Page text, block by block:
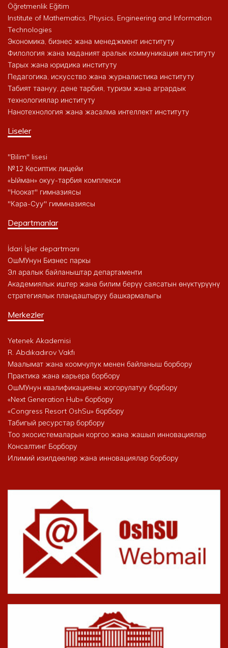
Öğretmenlik Eğitim
Institute of Mathematics, Physics, Engineering and Information
Technologies
Экономика, бизнес жана менеджмент институту
Филология жана маданият аралык коммуникация институту
Тарых жана юридика институту
Педагогика, искусство жана журналистика институту
Табият таануу, дене тарбия, туризм жана агрардык
технологиялар институту
Нанотехнология жана жасалма интеллект институту
Liseler
"Bilim" lisesi
№12 Кесиптик лицейи
«Ыйман» окуу-тарбия комплекси
"Ноокат" гимназиясы
"Кара-Суу" гиммназиясы
Departmanlar
İdari İşler departmanı
ОшМУнун Бизнес паркы
Эл аралык байланыштар департаменти
Академиялык иштер жана билим берүү саясатын өнүктүрүүнү
стратегиялык пландаштыруу башкармалыгы
Merkezler
Yetenek Akademisi
R. Abdıkadırov Vakfı
Маалымат жана коомчулук менен байланыш борбору
Практика жана карьера борбору
ОшМУнун квалификацияны жогорулатуу борбору
«Next Generation Hub» борбору
«Congress Resort OshSu» борбору
Табигый ресурстар борбору
Тоо экосистемаларын коргоо жана жашыл инновациялар
Консалтинг Борбору
Илимий изилдөөлөр жана инновациялар борбору